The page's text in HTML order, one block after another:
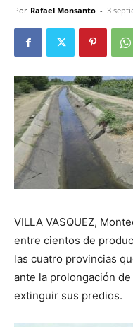
Por Rafael Monsanto - 3
VILLA VASQUEZ,
entre cientos de
las cuatro provincias
ante la prolongación
extinguir sus predios.